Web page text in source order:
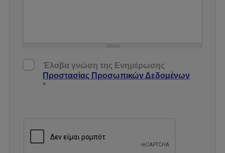
Έλαβα γνώση της Ενημέρωσης Προστασίας
Δεδομένων*
Έλαβα γνώση της Ενημέρωσης
Προστασίας Προσωπικών Δεδομένων
*